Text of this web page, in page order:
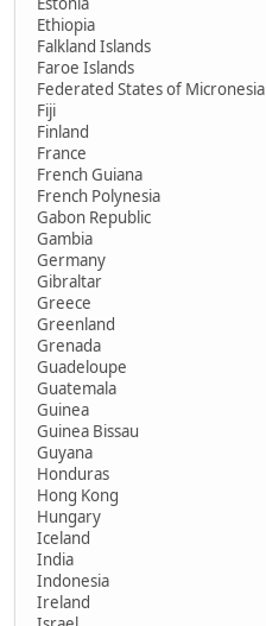
Ethiopia
Falkland Islands
Faroe Islands
Federated States of Micronesia
Fiji
Finland
France
French Guiana
French Polynesia
Gabon Republic
Gambia
Germany
Gibraltar
Greece
Greenland
Grenada
Guadeloupe
Guatemala
Guinea
Guinea Bissau
Guyana
Honduras
Hong Kong
Hungary
Iceland
India
Indonesia
Ireland